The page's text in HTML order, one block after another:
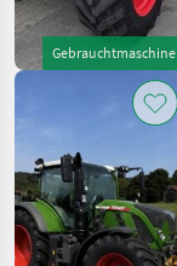
Gebrauchtmaschine